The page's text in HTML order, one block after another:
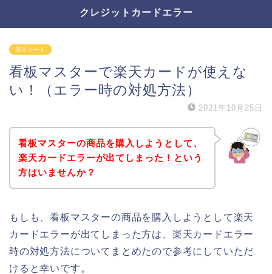
クレジットカードエラー
楽天カード
看板マスターで楽天カードが使えな
い！（エラー時の対処方法）
2021年10月25日
看板マスターの商品を購入しようとして、
楽天カードエラーが出てしまった！という
方はいませんか？
もしも、看板マスターの商品を購入しようとして楽天
カードエラーが出てしまった方は、楽天カードエラー
時の対処方法についてまとめたので参考にしていただ
けると幸いです。